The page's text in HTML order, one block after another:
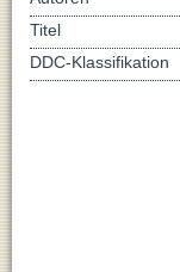
Titel
DDC-Klassifikation